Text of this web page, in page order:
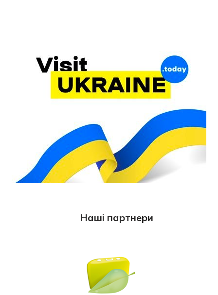
Наші партнери